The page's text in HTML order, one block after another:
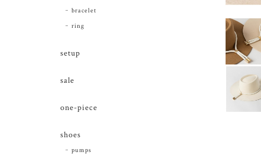
bracelet
ring
setup
sale
one-piece
shoes
pumps